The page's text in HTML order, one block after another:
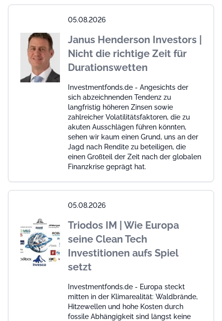
05.08.2026
Janus Henderson Investors |
Nicht die richtige Zeit für
Durationswetten
Investmentfonds.de - Angesichts der
sich abzeichnenden Tendenz zu
langfristig höheren Zinsen sowie
zahlreicher Volatilitätsfaktoren, die zu
akuten Ausschlägen führen könnten,
sehen wir kaum einen Grund, uns an der
Jagd nach Rendite zu beteiligen, die
einen Großteil der Zeit nach der globalen
Finanzkrise geprägt hat.
05.08.2026
Triodos IM | Wie Europa
seine Clean Tech
Investitionen aufs Spiel
setzt
Investmentfonds.de - Europa steckt
mitten in der Klimarealität: Waldbrände,
Hitzewellen und hohe Kosten durch
fossile Abhängigkeit sind längst keine